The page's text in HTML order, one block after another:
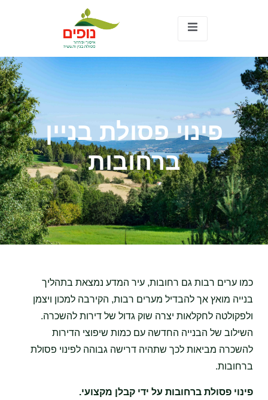
פינוי פסולת בניין
ברחובות
כמו ערים רבות גם רחובות, עיר המדע נמצאת בתהליך
בנייה מואץ אך להבדיל מערים רבות, הקירבה למכון ויצמן
ולפקולטה לחקלאות יצרה שוק גדול של דירות להשכרה.
השילוב של הבנייה החדשה עם כמות שיפוצי הדירות
להשכרה מביאות לכך שתהיה דרישה גבוהה לפינוי פסולת
ברחובות.
פינוי פסולת ברחובות על ידי קבלן מקצועי.